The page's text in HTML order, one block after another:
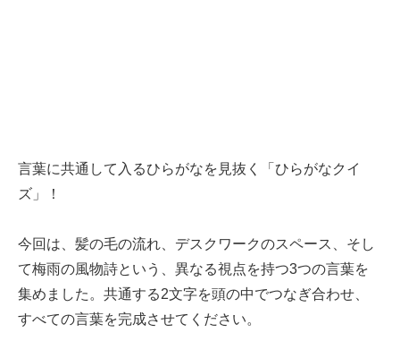
言葉に共通して入るひらがなを見抜く「ひらがなクイ
ズ」！
今回は、髪の毛の流れ、デスクワークのスペース、そし
て梅雨の風物詩という、異なる視点を持つ3つの言葉を
集めました。共通する2文字を頭の中でつなぎ合わせ、
すべての言葉を完成させてください。